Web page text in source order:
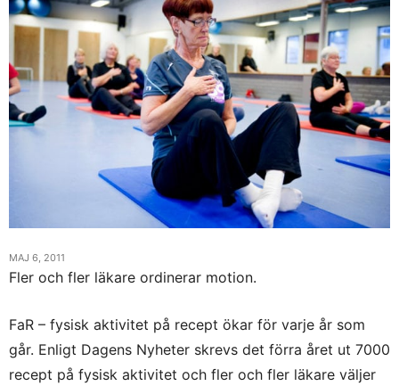
MAJ 6, 2011
Fler och fler läkare ordinerar motion.
FaR – fysisk aktivitet på recept ökar för varje år som
går. Enligt Dagens Nyheter skrevs det förra året ut 7000
recept på fysisk aktivitet och fler och fler läkare väljer